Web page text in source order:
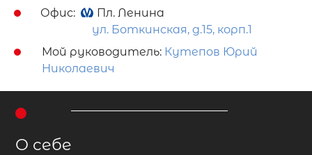
Офис:
Пл. Ленина
ул. Боткинская, д.15, корп.1
Мой руководитель: Кутепов Юрий
Николаевич
О себе